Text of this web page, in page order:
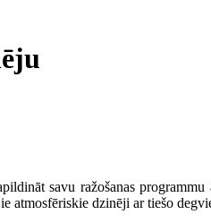
savu ražošanas
atmosfēriskie dzinēji ar tiešo